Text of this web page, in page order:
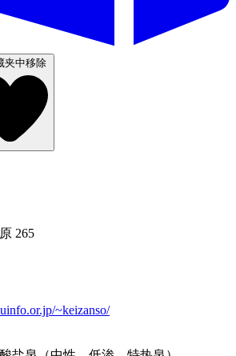
夹中移除
265
~keizanso/